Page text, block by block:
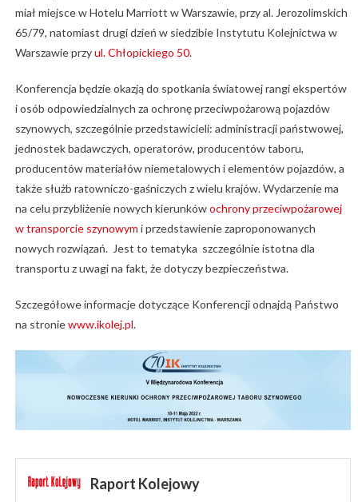
miał miejsce w Hotelu Marriott w Warszawie, przy al. Jerozolimskich
65/79, natomiast drugi dzień w siedzibie Instytutu Kolejnictwa w
Warszawie przyul. Chłopickiego 50.
Konferencja będzie okazją do spotkania światowej rangi ekspertów
i osób odpowiedzialnych za ochronę przeciwpożarową pojazdów
szynowych, szczególnie przedstawicieli: administracji państwowej,
jednostek badawczych, operatorów, producentów taboru,
producentów materiałów niemetalowych i elementów pojazdów, a
także służb ratowniczo-gaśniczych z wielu krajów. Wydarzenie ma
na celu przybliżenie nowych kierunkówochrony przeciwpożarowej
w transporcie szynowym i przedstawienie zaproponowanych
nowych rozwiązań. Jest to tematyka szczególnie istotna dla
transportu z uwagi na fakt, że dotyczy bezpieczeństwa.
Szczegółowe informacje dotyczące Konferencji odnajdą Państwo
na stroniewww.ikolej.pl.
Raport Kolejowy